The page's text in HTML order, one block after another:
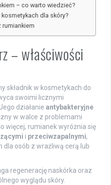
– co warto wiedzieć?
dla skóry?
rumiankiem
– właściwości
składnik w kosmetykach do
swoimi licznymi
działanie antybakteryjne
w walce z problemami
więcej, rumianek wyróżnia się
i przeciwzapalnymi,
dla osób z wrażliwą cerą lub
regenerację naskórka oraz
wyglądu skóry.